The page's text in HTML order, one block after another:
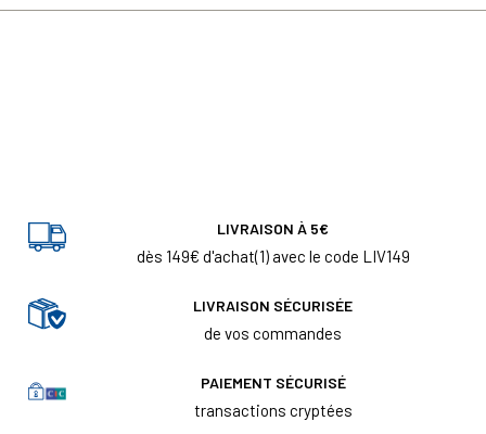
LIVRAISON À 5€
dès 149€ d'achat(1) avec le code LIV149
LIVRAISON SÉCURISÉE
de vos commandes
PAIEMENT SÉCURISÉ
transactions cryptées